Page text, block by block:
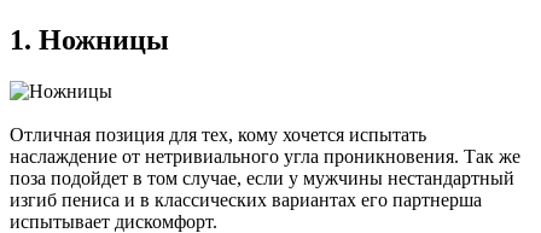
1. Ножницы
Отличная позиция для тех, кому хочется испытать
наслаждение от нетривиального угла проникновения. Так же
поза подойдет в том случае, если у мужчины нестандартный
изгиб пениса и в классических вариантах его партнерша
испытывает дискомфорт.